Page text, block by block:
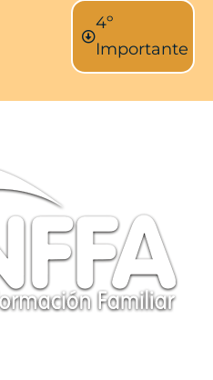
4º
Importante